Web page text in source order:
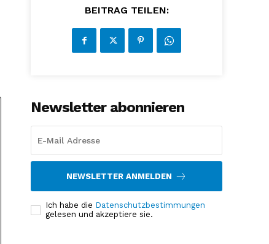
BEITRAG TEILEN:
Newsletter abonnieren
NEWSLETTER ANMELDEN
Ich habe die Datenschutzbestimmungen
gelesen und akzeptiere sie.